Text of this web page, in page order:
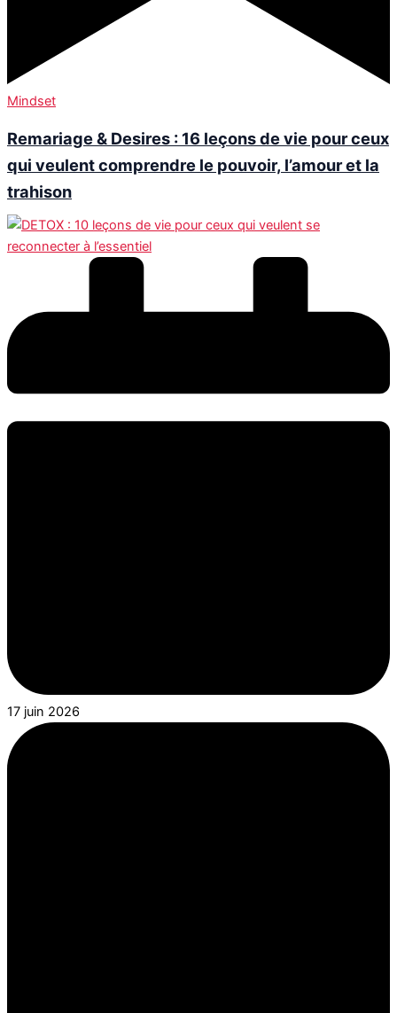
Mindset
Remariage & Desires : 16 leçons de vie pour ceux
qui veulent comprendre le pouvoir, l’amour et la
trahison
17 juin 2026